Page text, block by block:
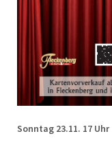
Sonntag 23.11. 17 Uhr